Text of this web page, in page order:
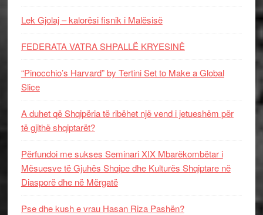
Lek Gjolaj – kalorësi fisnik i Malësisë
FEDERATA VATRA SHPALLË KRYESINË
“Pinocchio’s Harvard” by Tertini Set to Make a Global
Slice
A duhet që Shqipëria të ribëhet një vend i jetueshëm për
të gjithë shqiptarët?
Përfundoi me sukses Seminari XIX Mbarëkombëtar i
Mësuesve të Gjuhës Shqipe dhe Kulturës Shqiptare në
Diasporë dhe në Mërgatë
Pse dhe kush e vrau Hasan Riza Pashën?